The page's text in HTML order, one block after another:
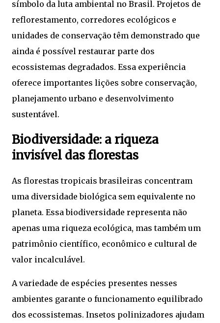
símbolo da luta ambiental no Brasil. Projetos de
reflorestamento, corredores ecológicos e
unidades de conservação têm demonstrado que
ainda é possível restaurar parte dos
ecossistemas degradados. Essa experiência
oferece importantes lições sobre conservação,
planejamento urbano e desenvolvimento
sustentável.
Biodiversidade: a riqueza
invisível das florestas
As florestas tropicais brasileiras concentram
uma diversidade biológica sem equivalente no
planeta. Essa biodiversidade representa não
apenas uma riqueza ecológica, mas também um
patrimônio científico, econômico e cultural de
valor incalculável.
A variedade de espécies presentes nesses
ambientes garante o funcionamento equilibrado
dos ecossistemas. Insetos polinizadores ajudam